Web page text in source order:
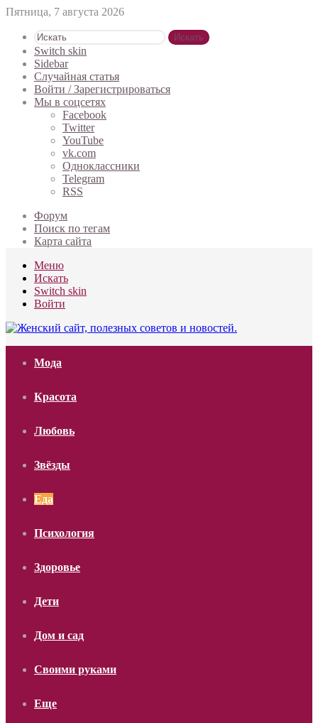
Пятница, 7 августа 2026
Искать
Switch skin
Sidebar
Случайная статья
Войти / Зарегистрироваться
Мы в соцсетях
Facebook
Twitter
YouTube
vk.com
Одноклассники
Telegram
RSS
Форум
Поиск по тегам
Карта сайта
Меню
Искать
Switch skin
Войти
Мода
Красота
Любовь
Звёзды
Еда
Психология
Здоровье
Дети
Дом и сад
Своими руками
Еще